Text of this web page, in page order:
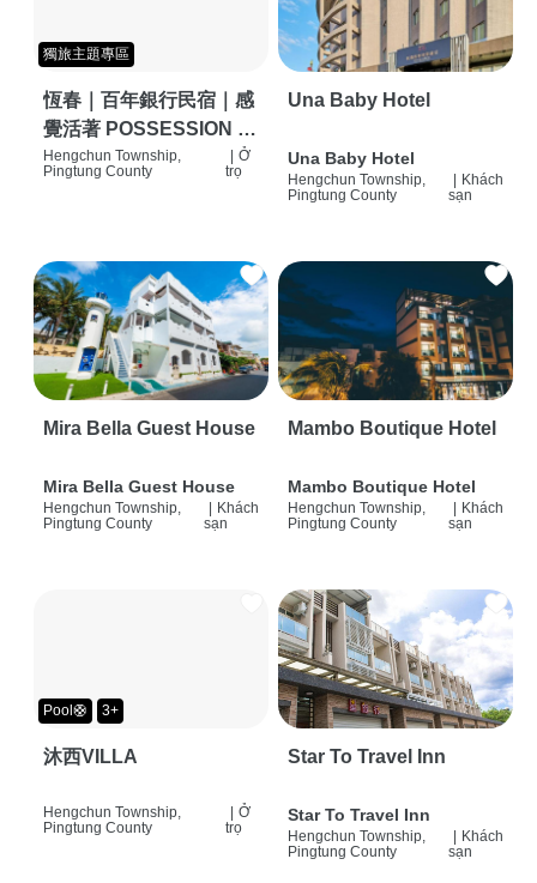
獨旅主題專區
恆春｜百年銀行民宿｜感
覺活著 POSSESSION |
背包客棧 | 恆春必住特色
Hengchun Township,
Pingtung County
Ở
trọ
Una Baby Hotel
Una Baby Hotel
Hengchun Township,
Pingtung County
Khách
sạn
Mira Bella Guest House
Mira Bella Guest House
Hengchun Township,
Pingtung County
Khách
sạn
Mambo Boutique Hotel
Mambo Boutique Hotel
Hengchun Township,
Pingtung County
Khách
sạn
Pool🛟 3+
沐西VILLA
Hengchun Township,
Pingtung County
Ở
trọ
Star To Travel Inn
Star To Travel Inn
Hengchun Township,
Pingtung County
Khách
sạn